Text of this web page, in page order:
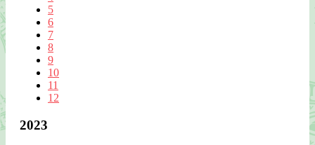
5
6
7
8
9
10
11
12
2023